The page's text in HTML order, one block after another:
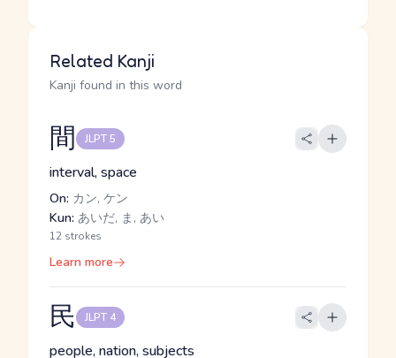
Related Kanji
Kanji found in this word
間 JLPT 5
interval, space
On: カン, ケン
Kun: あいだ, ま, あい
12 strokes
Learn more
民 JLPT 4
people, nation, subjects